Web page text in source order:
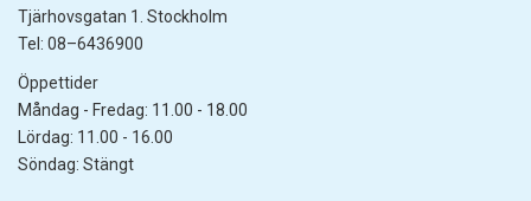
Tjärhovsgatan 1. Stockholm
Tel: 08–6436900
Öppettider
Måndag - Fredag: 11.00 - 18.00
Lördag: 11.00 - 16.00
Söndag: Stängt